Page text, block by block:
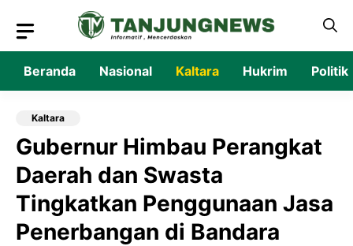
isi
Beranda Nasional Kaltara Hukrim Politik
Kaltara
Gubernur Himbau Perangkat
Daerah dan Swasta
Tingkatkan Penggunaan Jasa
Penerbangan di Bandara